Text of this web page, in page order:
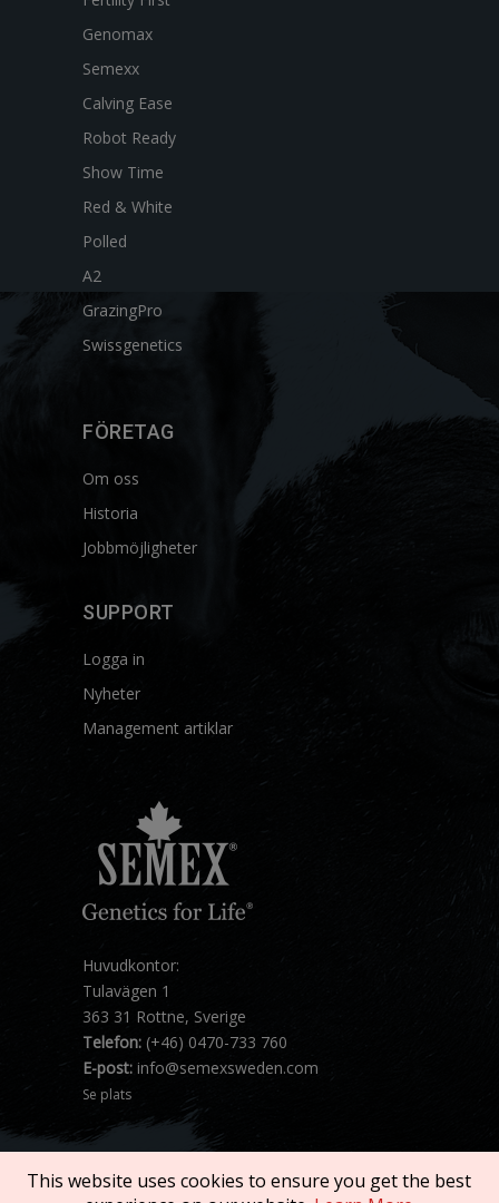
Genomax
Semexx
Calving Ease
Robot Ready
Show Time
Red & White
Polled
A2
GrazingPro
Swissgenetics
FÖRETAG
Om oss
Historia
Jobbmöjligheter
SUPPORT
Logga in
Nyheter
Management artiklar
Huvudkontor:
Tulavägen 1
363 31 Rottne, Sverige
Telefon: (+46) 0470-733 760
E-post: info@semexsweden.com
Se plats
This website uses cookies to ensure you get the best